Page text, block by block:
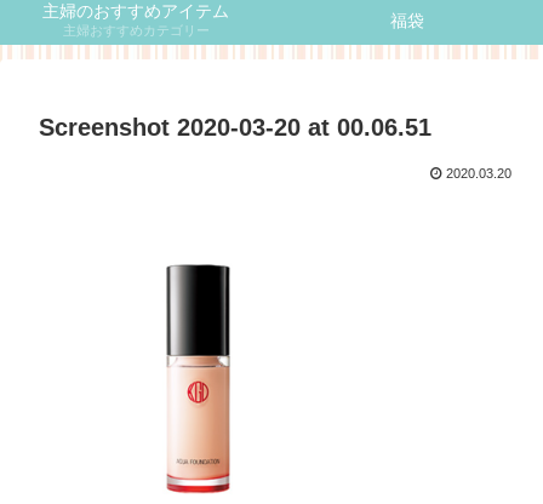
主婦のおすすめアイテム
主婦おすすめカテゴリー 福袋
Screenshot 2020-03-20 at 00.06.51
2020.03.20